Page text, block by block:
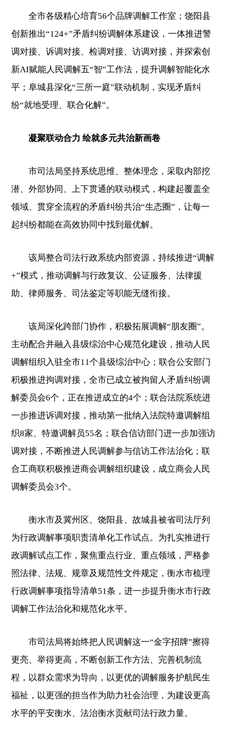
全市各级精心培育56个品牌调解工作室；饶阳县
创新推出“124+”矛盾纠纷调解体系建设，一体推进警
调对接、诉调对接、检调对接、访调对接，并探索创
新AI赋能人民调解五“智”工作法，提升调解智能化水
平；阜城县深化“三所一庭”联动机制，实现矛盾纠
纷“就地受理、联合化解”。
凝聚联动合力 绘就多元共治新画卷
市司法局坚持系统思维、整体理念，采取内部挖
潜、外部协同、上下贯通的联动模式，构建起覆盖全
领域、贯穿全流程的矛盾纠纷共治“生态圈”，让每一
起纠纷都能在高效协同中找到最优解。
该局整合司法行政系统内部资源，持续推进“调解
+”模式，推动调解与行政复议、公证服务、法律援
助、律师服务、司法鉴定等职能无缝衔接。
该局深化跨部门协作，积极拓展调解“朋友圈”。
主动配合并融入县级综治中心规范化建设，推动人民
调解组织入驻全市11个县级综治中心；联合公安部门
积极推进拘调对接，全市已成立被拘留人矛盾纠纷调
解委员会6个，正在推进成立的4个；联合法院系统进
一步推进诉调对接，推动第一批纳入法院特邀调解组
织8家、特邀调解员55名；联合信访部门进一步加强访
调对接，不断推进人民调解参与信访工作法治化；联
合工商联积极推进商会调解组织建设，成立商会人民
调解委员会3个。
衡水市及冀州区、饶阳县、故城县被省司法厅列
为行政调解事项职责清单化工作试点。为扎实推进行
政调解试点工作，聚焦重点行业、重点领域，严格参
照法律、法规、规章及规范性文件规定，衡水市梳理
行政调解事项指导清单51条，进一步提升衡水市行政
调解工作法治化和规范化水平。
市司法局将始终把人民调解这一“金字招牌”擦得
更亮、举得更高，不断创新工作方法、完善机制流
程，以群众需求为导向，以更优的调解服务护航民生
福祉，以更强的担当作为助力社会治理，为建设更高
水平的平安衡水、法治衡水贡献司法行政力量。